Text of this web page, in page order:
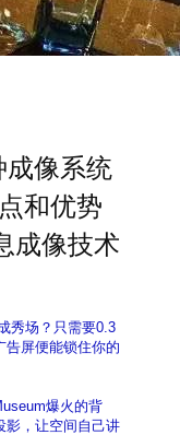
成像系统
和优势
成像技术
秀场？只需要0.3
告屏便能锁住你的
爆火的背
影，让空间自己讲